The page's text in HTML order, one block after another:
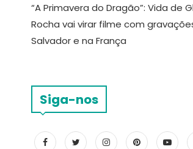
“A Primavera do Dragão”: Vida de
Rocha vai virar filme com
Salvador e na França
Siga-nos